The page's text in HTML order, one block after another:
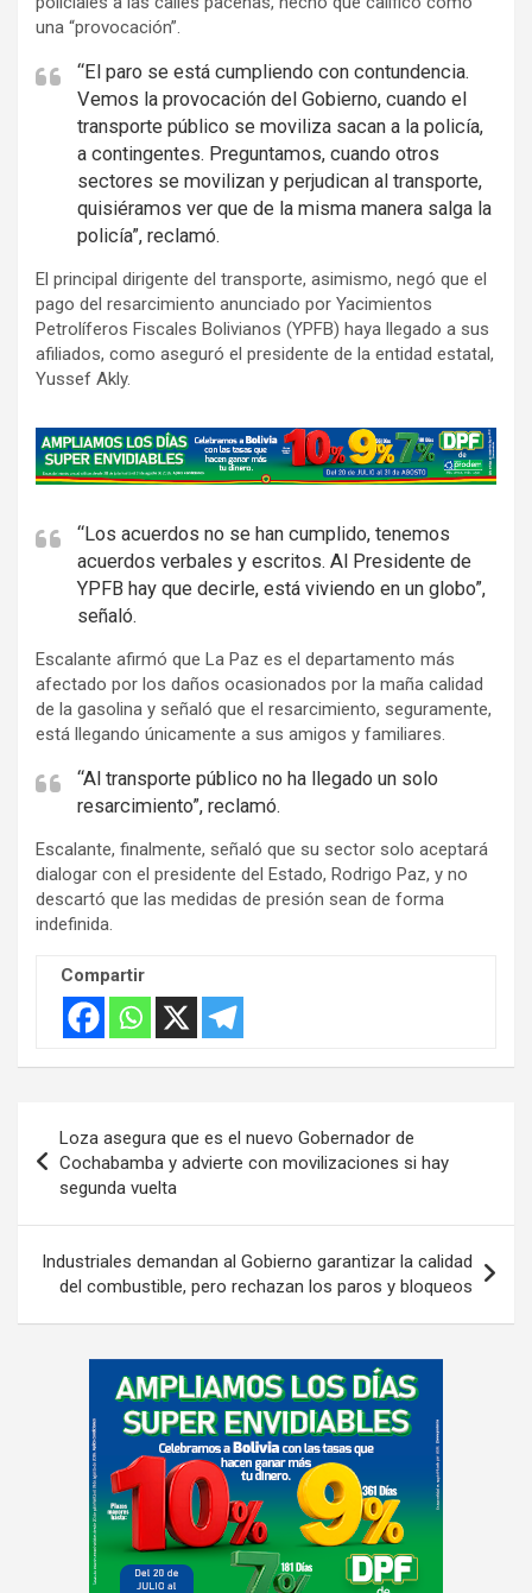
una “provocación”.
“El paro se está cumpliendo con contundencia.
Vemos la provocación del Gobierno, cuando el
transporte público se moviliza sacan a la policía,
a contingentes. Preguntamos, cuando otros
sectores se movilizan y perjudican al transporte,
quisiéramos ver que de la misma manera salga la
policía”, reclamó.
El principal dirigente del transporte, asimismo, negó que el
pago del resarcimiento anunciado por Yacimientos
Petrolíferos Fiscales Bolivianos (YPFB) haya llegado a sus
afiliados, como aseguró el presidente de la entidad estatal,
Yussef Akly.
A
d
e
s
e
m
n
:
“Los acuerdos no se han cumplido, tenemos
acuerdos verbales y escritos. Al Presidente de
YPFB hay que decirle, está viviendo en un globo”,
señaló.
Escalante afirmó que La Paz es el departamento más
afectado por los daños ocasionados por la maña calidad
de la gasolina y señaló que el resarcimiento, seguramente,
está llegando únicamente a sus amigos y familiares.
“Al transporte público no ha llegado un solo
resarcimiento”, reclamó.
Escalante, finalmente, señaló que su sector solo aceptará
dialogar con el presidente del Estado, Rodrigo Paz, y no
descartó que las medidas de presión sean de forma
indefinida.
Compartir
de
entradas
Loza asegura que es el nuevo Gobernador de
Cochabamba y advierte con movilizaciones si hay
segunda vuelta
Industriales demandan al Gobierno garantizar la calidad
del combustible, pero rechazan los paros y bloqueos